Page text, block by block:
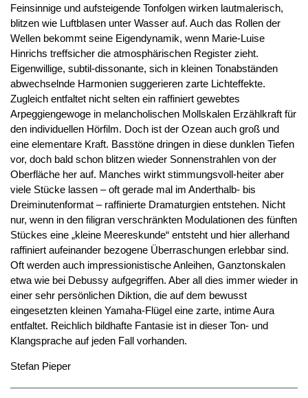
Feinsinnige und aufsteigende Tonfolgen wirken lautmalerisch,
blitzen wie Luftblasen unter Wasser auf. Auch das Rollen der
Wellen bekommt seine Eigendynamik, wenn Marie-Luise
Hinrichs treffsicher die atmosphärischen Register zieht.
Eigenwillige, subtil-dissonante, sich in kleinen Tonabständen
abwechselnde Harmonien suggerieren zarte Lichteffekte.
Zugleich entfaltet nicht selten ein raffiniert gewebtes
Arpeggiengewoge in melancholischen Mollskalen Erzählkraft für
den individuellen Hörfilm. Doch ist der Ozean auch groß und
eine elementare Kraft. Basstöne dringen in diese dunklen Tiefen
vor, doch bald schon blitzen wieder Sonnenstrahlen von der
Oberfläche her auf. Manches wirkt stimmungsvoll-heiter aber
viele Stücke lassen – oft gerade mal im Anderthalb- bis
Dreiminutenformat – raffinierte Dramaturgien entstehen. Nicht
nur, wenn in den filigran verschränkten Modulationen des fünften
Stückes eine „kleine Meereskunde“ entsteht und hier allerhand
raffiniert aufeinander bezogene Überraschungen erlebbar sind.
Oft werden auch impressionistische Anleihen, Ganztonskalen
etwa wie bei Debussy aufgegriffen. Aber all dies immer wieder in
einer sehr persönlichen Diktion, die auf dem bewusst
eingesetzten kleinen Yamaha-Flügel eine zarte, intime Aura
entfaltet. Reichlich bildhafte Fantasie ist in dieser Ton- und
Klangsprache auf jeden Fall vorhanden.
Stefan Pieper